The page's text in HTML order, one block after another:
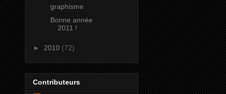
graphisme
Bonne année
2011 !
► 2010 (72)
Contributeurs